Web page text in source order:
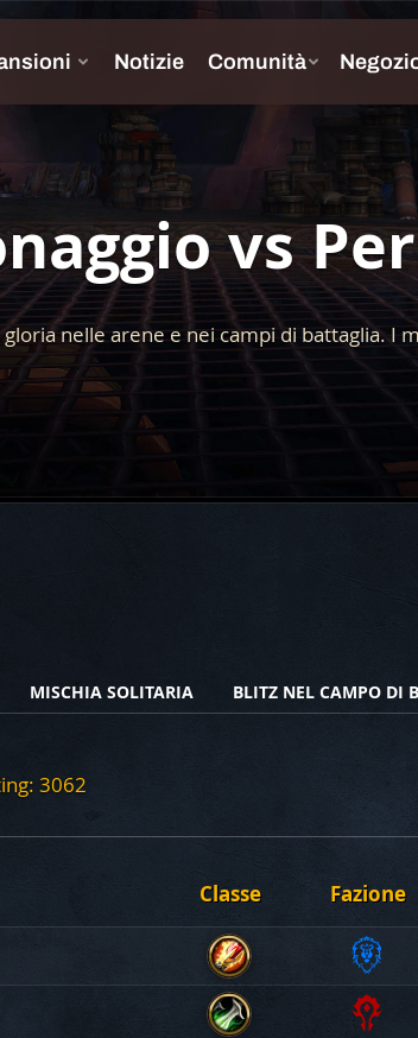
vs
nelle arene e nei campi di battaglia. I
MISCHIA SOLITARIA BLITZ NEL CAMPO DI
3062
Classe Fazione
Maga Alleanza